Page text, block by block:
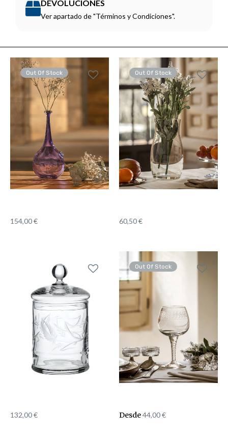
DEVOLUCIONES
Ver apartado de "Términos y Condiciones".
Out Of Stock
154,00€
Out Of Stock
60,50€
132,00€
Out Of Stock
Desde44,00€